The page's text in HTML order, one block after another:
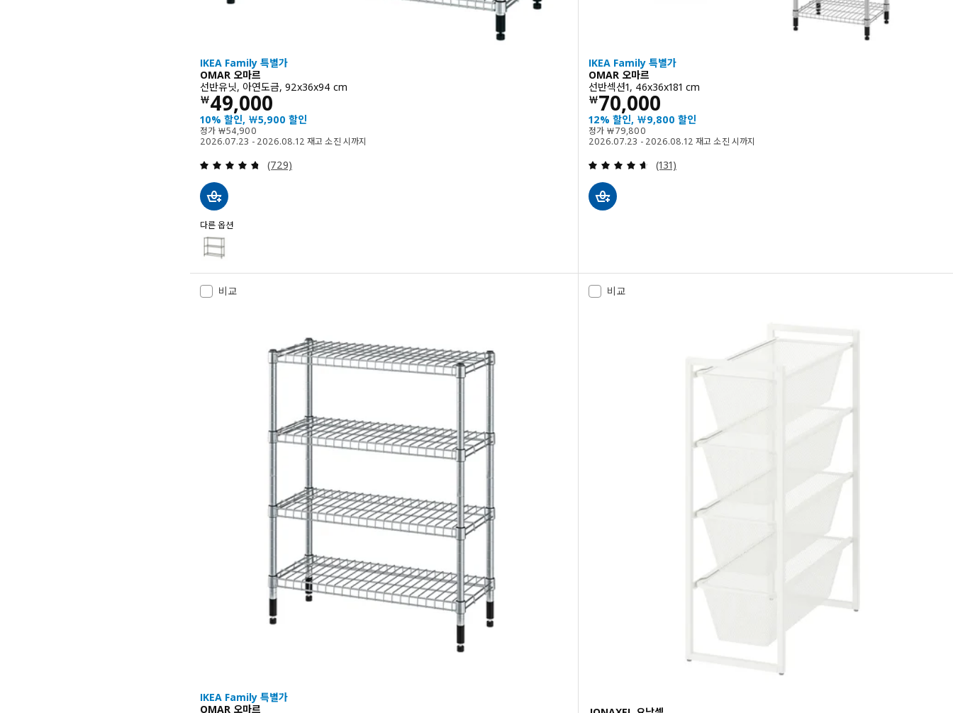
IKEA Family 특별가
OMAR 오마르
선반유닛, 아연도금, 92x36x94 cm
￦49,000
가격 ￦ 49000
10% 할인, ￦5,900 할인
정가 ￦54,900
정가 ￦ 54900
2026.07.23 - 2026.08.12 재고 소진 시까지
검토: 4.7 밖으로 5 별. 총 리뷰 수:
(729)
다른 옵션
OMAR 오마르
옵션: OMAR 오마르, 선반유닛, 그레이그린, 92x36x94 cm
IKEA Family 특별가
OMAR 오마르
선반섹션1, 46x36x181 cm
￦70,000
가격 ￦ 70000
12% 할인, ￦9,800 할인
정가 ￦79,800
정가 ￦ 79800
2026.07.23 - 2026.08.12 재고 소진 시까지
검토: 4.6 밖으로 5 별. 총 리뷰 수:
(131)
비교
IKEA Family 특별가
OMAR 오마르
비교